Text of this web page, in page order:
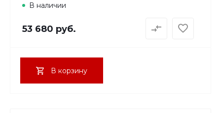
В наличии
53 680 руб.
В корзину